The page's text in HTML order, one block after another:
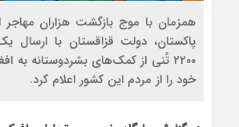
همزمان با موج بازگشت هزاران مهاجر
پاکستان، دولت قزاقستان با ارسال
۲۲۰۰ تُنی از کمک‌های بشردوستانه به
خود را از مردم این کشور اعلام کرد.